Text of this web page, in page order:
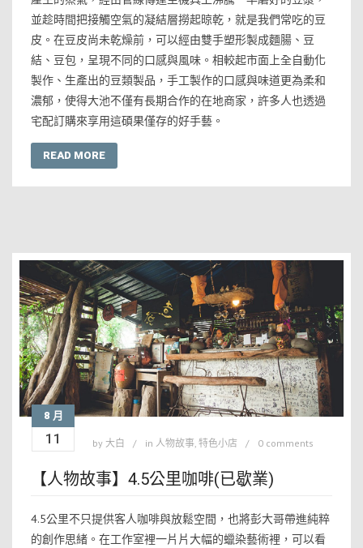
並趁時間把接觸空氣的凝結層撈起晾乾，就是我們常吃的豆
皮。在豆皮尚未乾燥前，可以經由雙手塑形製成麵腸、豆
結、豆包，呈現不同的口感與風味。相較起市面上全自動化
製作、生產出的豆類製品，手工製作的口感與味道更為柔和
濃郁，使得大池不僅有長期合作的在地商家，許多人也透過
宅配訂購來享用這碩果僅存的好手藝。
READ MORE
8 月
11 by 大白 in 人物故事 特色小店 0 comments
【人物故事】4.5公里咖啡(已歇業)
4.5公里不只提供客人咖啡與放鬆空間，也將彭大哥帶進純粹
的創作思緒。在工作室裡一片片大幅的蠟染藝術裡，可以看